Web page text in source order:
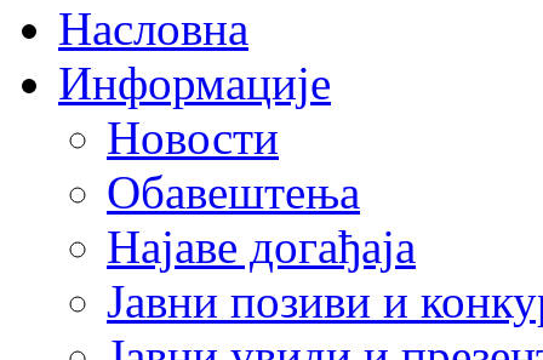
Насловна
Информације
Новости
Обавештења
Најаве догађаја
Јавни позиви и